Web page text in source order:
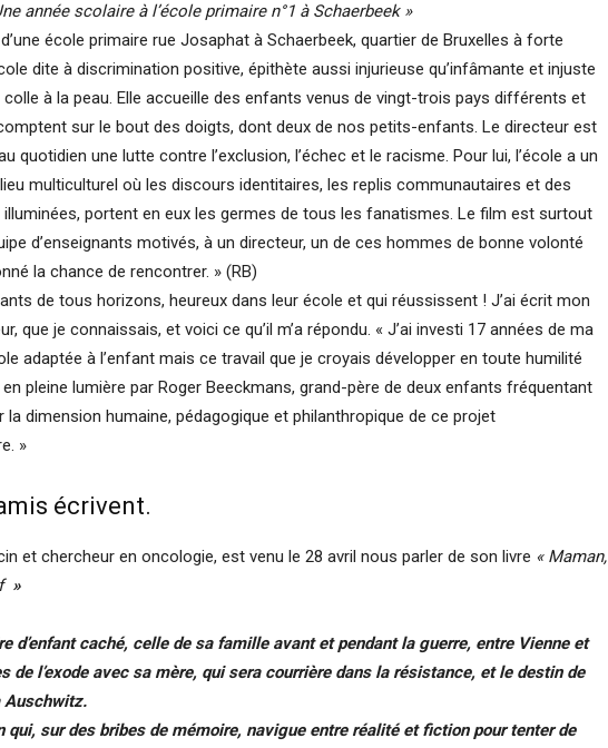
année scolaire à l’école primaire n°1 à Schaerbeek »
école primaire rue Josaphat à Schaerbeek, quartier de Bruxelles à forte
dite à discrimination positive, épithète aussi injurieuse qu’infâmante et injuste
colle à la peau. Elle accueille des enfants venus de vingt-trois pays différents et
sur le bout des doigts, dont deux de nos petits-enfants. Le directeur est
quotidien une lutte contre l’exclusion, l’échec et le racisme. Pour lui, l’école a un
multiculturel où les discours identitaires, les replis communautaires et des
portent en eux les germes de tous les fanatismes. Le film est surtout
d’enseignants motivés, à un directeur, un de ces hommes de bonne volonté
la chance de rencontrer. » (RB)
de tous horizons, heureux dans leur école et qui réussissent ! J’ai écrit mon
que je connaissais, et voici ce qu’il m’a répondu. « J’ai investi 17 années de ma
adaptée à l’enfant mais ce travail que je croyais développer en toute humilité
pleine lumière par Roger Beeckmans, grand-père de deux enfants fréquentant
la dimension humaine, pédagogique et philanthropique de ce projet
»
écrivent.
et chercheur en oncologie, est venu le 28 avril nous parler de son livre « Maman,
»
d’enfant caché, celle de sa famille avant et pendant la guerre, entre Vienne et
de l’exode avec sa mère, qui sera courrière dans la résistance, et le destin de
Auschwitz.
qui, sur des bribes de mémoire, navigue entre réalité et fiction pour tenter de